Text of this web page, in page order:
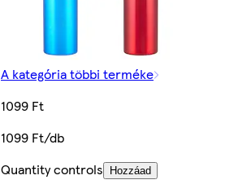
A kategória többi terméke
1099 Ft
1099 Ft/db
Quantity controls
Hozzáad